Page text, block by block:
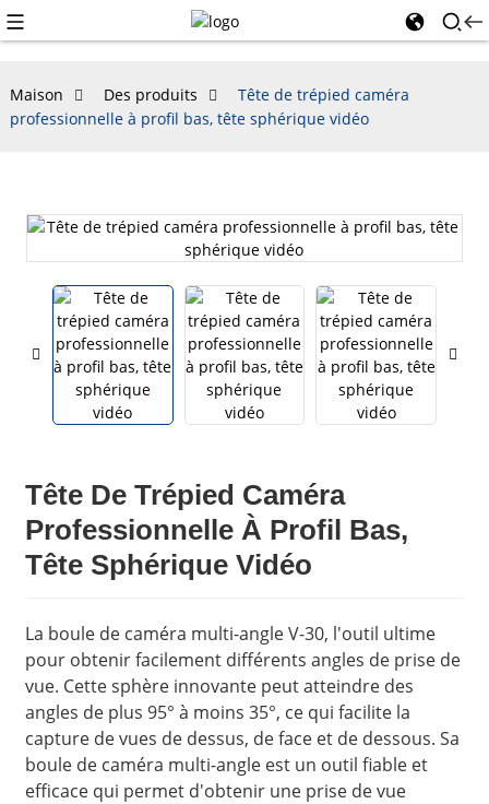
Maison Des produits
Tête de trépied caméra
professionnelle à profil bas, tête sphérique vidéo
Tête De Trépied Caméra
Professionnelle À Profil Bas,
Tête Sphérique Vidéo
La boule de caméra multi-angle V-30, l'outil ultime
pour obtenir facilement différents angles de prise de
vue. Cette sphère innovante peut atteindre des
angles de plus 95° à moins 35°, ce qui facilite la
capture de vues de dessus, de face et de dessous. Sa
boule de caméra multi-angle est un outil fiable et
efficace qui permet d'obtenir une prise de vue